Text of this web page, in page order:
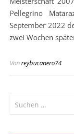
Pellegrino
September 2022
zwei Wochen
Vonreybucanero74